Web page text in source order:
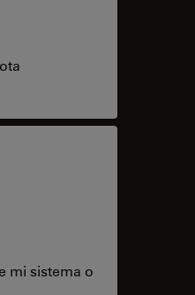
mi sistema o